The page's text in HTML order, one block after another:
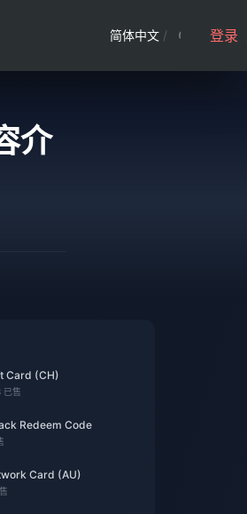
简体中文 / 登录
介
Card (CH)
已售
Redeem Code
Card (AU)